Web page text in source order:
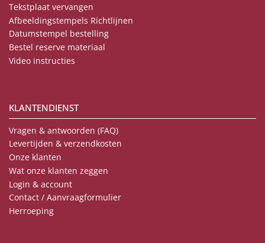
Tekstplaat vervangen
Afbeeldingstempels Richtlijnen
Datumstempel bestelling
Bestel reserve materiaal
Video instructies
KLANTENDIENST
Vragen & antwoorden (FAQ)
Levertijden & verzendkosten
Onze klanten
Wat onze klanten zeggen
Login & account
Contact / Aanvraagformulier
Herroeping